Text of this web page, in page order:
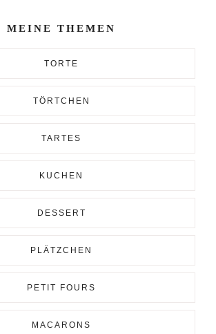
MEINE THEMEN
TORTE
TÖRTCHEN
TARTES
KUCHEN
DESSERT
PLÄTZCHEN
PETIT FOURS
MACARONS